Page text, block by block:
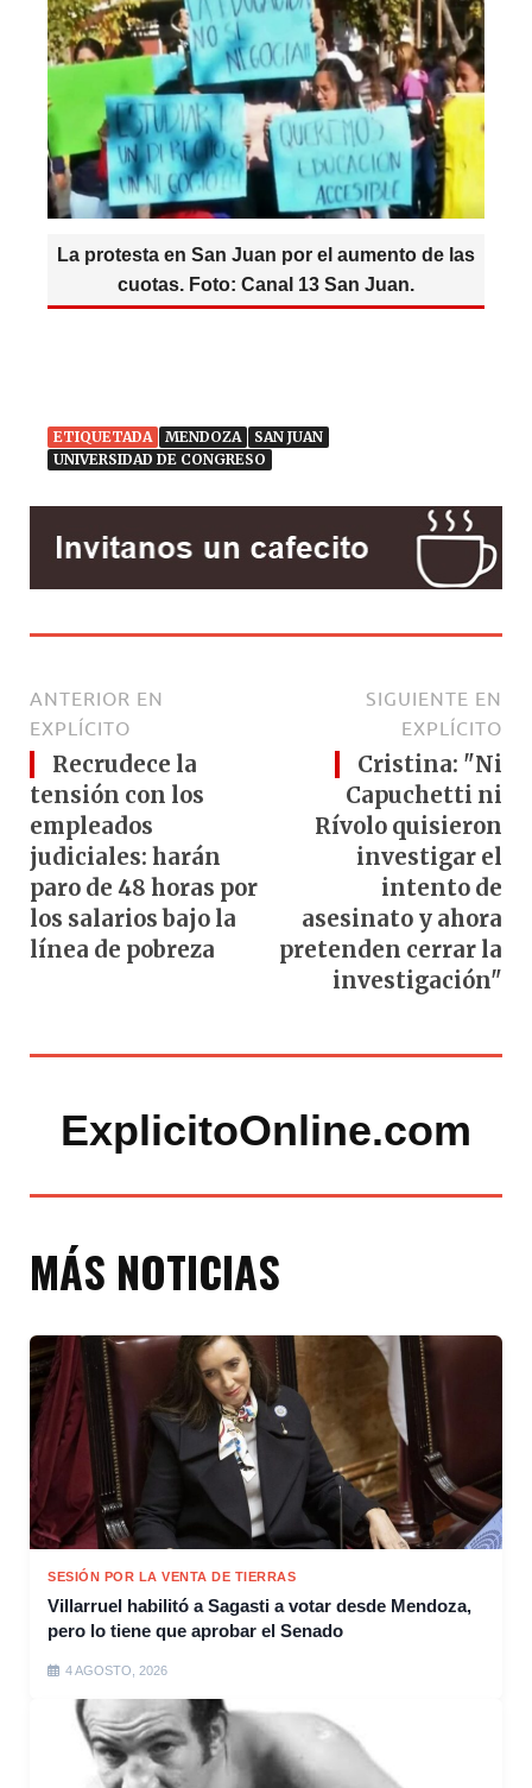
La protesta en San Juan por el aumento de las
cuotas. Foto: Canal 13 San Juan.
ETIQUETADA MENDOZA
SAN JUAN
UNIVERSIDAD DE CONGRESO
ANTERIOR EN
EXPLÍCITO
Recrudece la
tensión con los
empleados
judiciales: harán
paro de 48 horas por
los salarios bajo la
línea de pobreza
SIGUIENTE EN
EXPLÍCITO
Cristina: "Ni
Capuchetti ni
Rívolo quisieron
investigar el
intento de
asesinato y ahora
pretenden cerrar la
investigación"
ExplicitoOnline.com
MÁS NOTICIAS
SESIÓN POR LA VENTA DE TIERRAS
Villarruel habilitó a Sagasti a votar desde Mendoza,
pero lo tiene que aprobar el Senado
4 AGOSTO, 2026